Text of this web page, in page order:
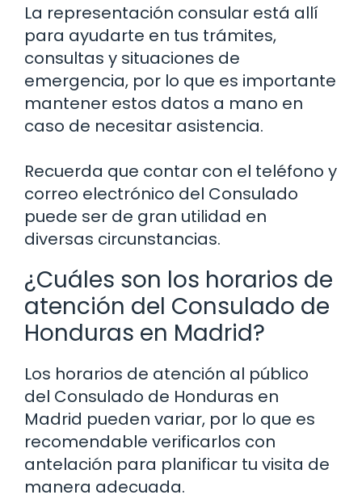
La representación consular está allí
para ayudarte en tus trámites,
consultas y situaciones de
emergencia, por lo que es importante
mantener estos datos a mano en
caso de necesitar asistencia.
Recuerda que contar con el teléfono y
correo electrónico del Consulado
puede ser de gran utilidad en
diversas circunstancias.
¿Cuáles son los horarios de
atención del Consulado de
Honduras en Madrid?
Los horarios de atención al público
del Consulado de Honduras en
Madrid pueden variar, por lo que es
recomendable verificarlos con
antelación para planificar tu visita de
manera adecuada.